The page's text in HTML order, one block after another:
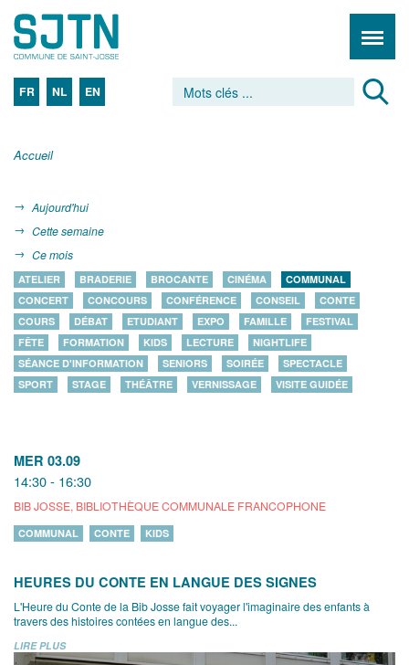
FR NL EN
Accueil
Aujourd'hui
Cette semaine
Ce mois
ATELIER BRADERIE BROCANTE CINÉMA
COMMUNAL
CONCERT
CONCOURS CONFÉRENCE CONSEIL
CONTE
COURS
DÉBAT ETUDIANT EXPO FAMILLE
FESTIVAL
FÊTE
FORMATION KIDS LECTURE
NIGHTLIFE
SÉANCE D'INFORMATION
SENIORS SOIRÉE
SPECTACLE
SPORT
STAGE THÉÂTRE VERNISSAGE VISITE GUIDÉE
MER 03.09
14:30 - 16:30
BIB JOSSE, BIBLIOTHÈQUE COMMUNALE FRANCOPHONE
COMMUNAL CONTE KIDS
HEURES DU CONTE EN LANGUE DES SIGNES
L'Heure du Conte de la Bib Josse fait voyager l'imaginaire des enfants à
travers des histoires contées en langue des...
LIRE PLUS